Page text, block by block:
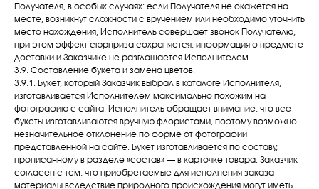
Получателя, в особых случаях: если Получателя не окажется на
месте, возникнут сложности с вручением или необходимо уточнить
место нахождения, Исполнитель совершает звонок Получателю,
при этом эффект сюрприза сохраняется, информация о предмете
доставки и Заказчике не разглашается Исполнителем.
3.9. Составление букета и замена цветов.
3.9.1. Букет, который Заказчик выбрал в каталоге Исполнителя,
изготавливается Исполнителем максимально похожим на
фотографию с сайта. Исполнитель обращает внимание, что все
букеты изготавливаются вручную флористами, поэтому возможно
незначительное отклонение по форме от фотографии
представленной на сайте. Букет изготавливается по составу,
прописанному в разделе «состав» — в карточке товара. Заказчик
согласен с тем, что приобретаемые для исполнения заказа
материалы вследствие природного происхождения могут иметь